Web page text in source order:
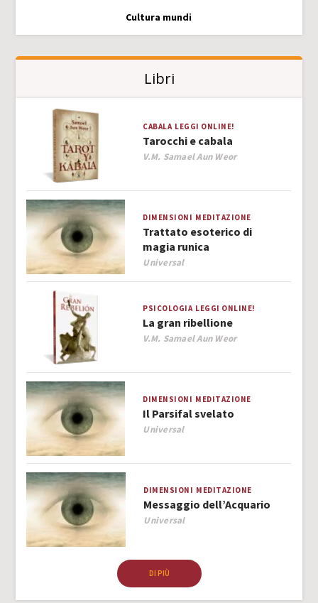
Cultura mundi
Libri
CABALA LEGGI ONLINE!
Tarocchi e cabala
Author
V.M. Samael Aun Weor
DIMENSIONI MEDITAZIONE
Trattato esoterico di
magia runica
Author
Universal
PSICOLOGIA LEGGI ONLINE!
La gran ribellione
Author
V.M. Samael Aun Weor
DIMENSIONI MEDITAZIONE
Il Parsifal svelato
Author
Universal
DIMENSIONI MEDITAZIONE
Messaggio dell’Acquario
Author
Universal
DI PIÙ